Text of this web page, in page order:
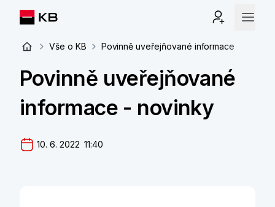
Vše o KB Povinně uveřejňované informace
Povinně uveřejňované
informace - novinky
10. 6. 2022  11:40